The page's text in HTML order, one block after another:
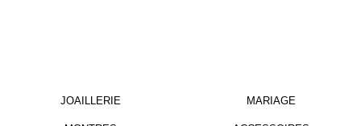
JOAILLERIE MARIAGE